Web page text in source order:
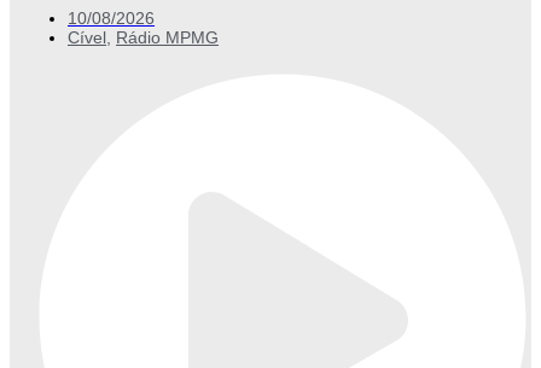
10/08/2026
Cível Rádio MPMG